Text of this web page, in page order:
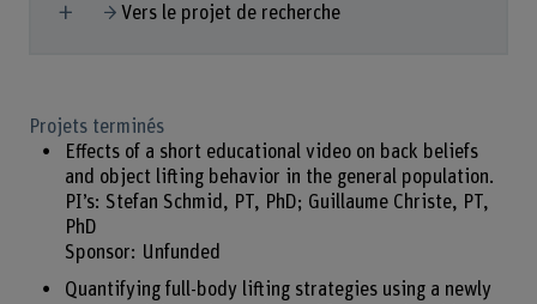
Afficher plus
Vers le projet de recherche
Projets terminés
Effects of a short educational video on back beliefs
and object lifting behavior in the general population.
PI’s: Stefan Schmid, PT, PhD; Guillaume Christe, PT,
PhD
Sponsor: Unfunded
Quantifying full-body lifting strategies using a newly